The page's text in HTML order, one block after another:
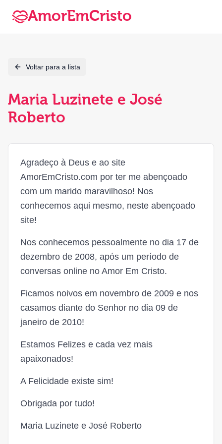
AmorEmCristo
Voltar para a lista
Maria Luzinete e José
Roberto
Agradeço à Deus e ao site
AmorEmCristo.com por ter me abençoado
com um marido maravilhoso! Nos
conhecemos aqui mesmo, neste abençoado
site!
Nos conhecemos pessoalmente no dia 17 de
dezembro de 2008, após um período de
conversas online no Amor Em Cristo.
Ficamos noivos em novembro de 2009 e nos
casamos diante do Senhor no dia 09 de
janeiro de 2010!
Estamos Felizes e cada vez mais
apaixonados!
A Felicidade existe sim!
Obrigada por tudo!
Maria Luzinete e José Roberto